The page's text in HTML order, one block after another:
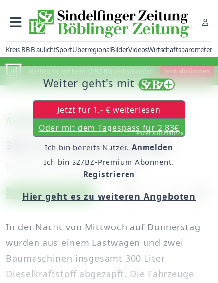
Kreis BBBlaulichtSportÜberregionalBilderVideosWirtschaftsbarometer
Machen Sie mit beim SZ/BZ-Bürgerbarometer! Jetzt abstimmen
Aidlingen
300 Liter Diesel abgezapft
Samstag, 21. April 2012, 00:00 Uhr
Artikel vorlesen
Exklusiv für Abonnenten
In der Nacht von Mittwoch auf Donnerstag
wurden aus einem Lastwagen und zwei
Baumaschinen insgesamt 300 Liter
Dieselkraftstoff abgezapft. Die Fahrzeuge
Weiter geht's mit
Jetzt für 1,- € weiterlesen
Oder mit dem Tagespass für 2,83€
endet automatisch
Ich bin bereits Nutzer. Anmelden
Ich bin SZ/BZ-Premium Abonnent.
Registrieren
Hier geht es zu weiteren Angeboten